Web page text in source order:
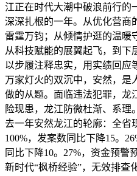
江正在时代大潮中破浪前行的
深深扎根的一年。从优化营商
雷霆万钧；从倾情护逛的温暖
从科技赋能的展翼起飞，到
以步履注释忠实，用实绩回应
万家灯火的双沉中，安然，是
做的从题。面临违法犯罪，龙
险现患，龙江防微杜渐、系理
去一年安然龙江的轮廓：全省
100%，发案数同比下降15。
同比下降10。27%，资金预警
新时代“枫桥经验”，无效排查